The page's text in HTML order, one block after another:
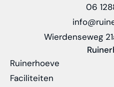
06
Wierdenseweg
Ruinerhoeve
Faciliteiten